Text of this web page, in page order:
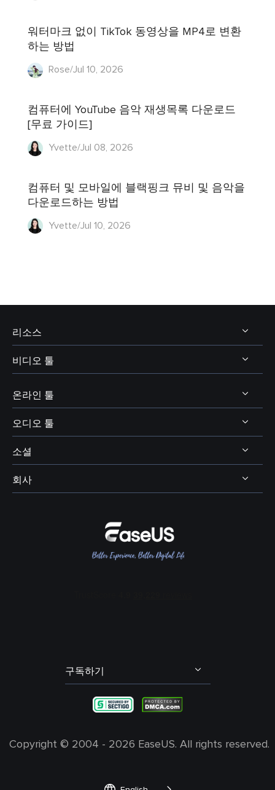
워터마크 없이 TikTok 동영상을 MP4로 변환
하는 방법
Rose/Jul 10, 2026
컴퓨터에 YouTube 음악 재생목록 다운로드
[무료 가이드]
Yvette/Jul 08, 2026
컴퓨터 및 모바일에 블랙핑크 뮤비 및 음악을
다운로드하는 방법
Yvette/Jul 10, 2026
리소스
비디오 및 오디오 다운로드
보이스 체인저 팁
디스코드 보이스 체인저
OBS 보이스 체인저
여성 목소리 보이스 체인저
콜 오브 듀티 보이스 체인저
비디오 툴
비디오 다운로더
비디오 에디터
비디오킷
온라인 툴
온라인 비디오 다운로더
온라인 보이스 체인저
AI 목소리 및 음향 효과
오디오 툴
보이스 웨이브
보컬 리무버
메인 보컬 및 코러스 분리
발로란트 보이스 체인저
그린치 보이스 체인저
소셜

회사
불편 사항 및 피드백
구독하기
Copyright © 2004 - 2026 EaseUS. All rights reserved.